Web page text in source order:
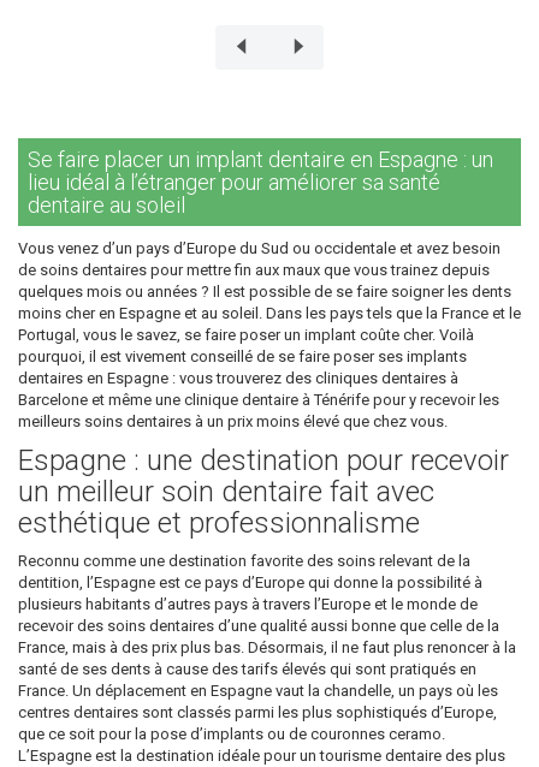
Se faire placer un implant dentaire en Espagne : un
lieu idéal à l’étranger pour améliorer sa santé
dentaire au soleil
Vous venez d’un pays d’Europe du Sud ou occidentale et avez besoin
de soins dentaires pour mettre fin aux maux que vous trainez depuis
quelques mois ou années ? Il est possible de se faire soigner les dents
moins cher en Espagne et au soleil. Dans les pays tels que la France et le
Portugal, vous le savez, se faire poser un implant coûte cher. Voilà
pourquoi, il est vivement conseillé de se faire poser ses implants
dentaires en Espagne : vous trouverez des cliniques dentaires à
Barcelone et même une clinique dentaire à Ténérife pour y recevoir les
meilleurs soins dentaires à un prix moins élevé que chez vous.
Espagne : une destination pour recevoir
un meilleur soin dentaire fait avec
esthétique et professionnalisme
Reconnu comme une destination favorite des soins relevant de la
dentition, l’Espagne est ce pays d’Europe qui donne la possibilité à
plusieurs habitants d’autres pays à travers l’Europe et le monde de
recevoir des soins dentaires d’une qualité aussi bonne que celle de la
France, mais à des prix plus bas. Désormais, il ne faut plus renoncer à la
santé de ses dents à cause des tarifs élevés qui sont pratiqués en
France. Un déplacement en Espagne vaut la chandelle, un pays où les
centres dentaires sont classés parmi les plus sophistiqués d’Europe,
que ce soit pour la pose d’implants ou de couronnes ceramo.
L’Espagne est la destination idéale pour un tourisme dentaire des plus